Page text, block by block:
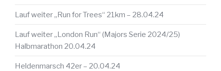
Lauf weiter „Run for Trees“ 21km – 28.04.24
Lauf weiter „London Run“ (Majors Serie 2024/25)
Halbmarathon 20.04.24
Heldenmarsch 42er – 20.04.24